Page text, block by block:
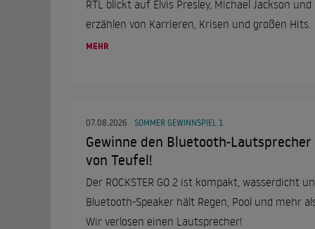
RTL blickt auf Elvis Presley, Michael Jackson
erzählen von Karrieren, Krisen und großen Hits.
MEHR
07.08.2026 SOMMER GEWINNSPIEL 1
Gewinne den Bluetooth-Lautsprecher
von Teufel!
Der ROCKSTER GO 2 ist kompakt, wasserdicht
Bluetooth-Speaker hält Regen, Pool und mehr
Wir verlosen einen Lautsprecher!